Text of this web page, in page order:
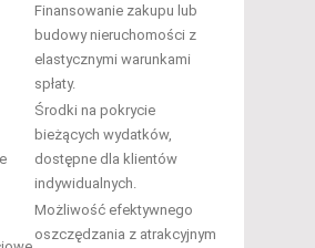
Finansowanie zakupu lub
budowy nieruchomości z
elastycznymi warunkami
spłaty.
Środki na pokrycie
bieżących wydatków,
dostępne dla klientów
indywidualnych.
Możliwość efektywnego
oszczędzania z atrakcyjnym